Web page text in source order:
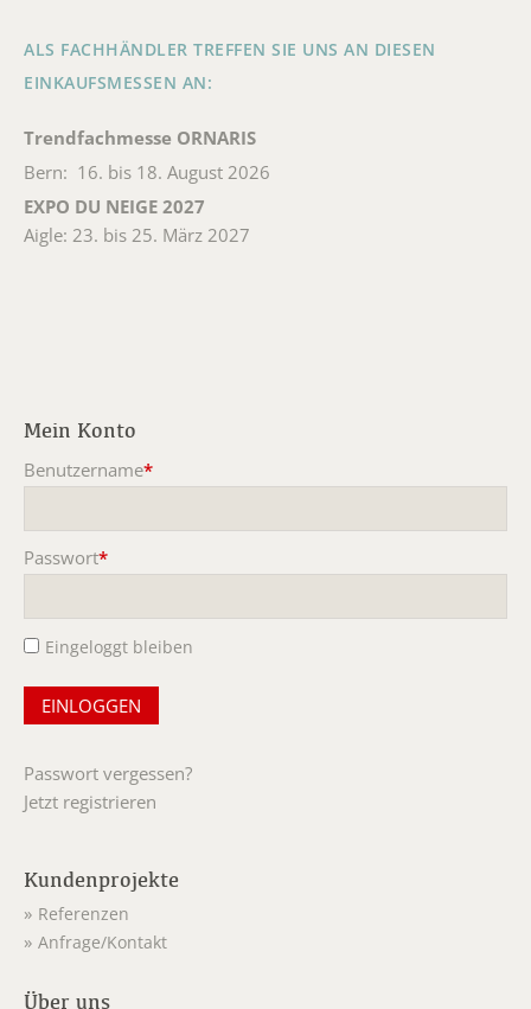
ALS FACHHÄNDLER TREFFEN SIE UNS AN DIESEN
EINKAUFSMESSEN AN:
Trendfachmesse ORNARIS
Bern: 16. bis 18. August 2026
EXPO DU NEIGE 2027
Aigle: 23. bis 25. März 2027
Mein Konto
Benutzername*
Passwort*
Eingeloggt bleiben
Passwort vergessen?
Jetzt registrieren
Kundenprojekte
Referenzen
Anfrage/Kontakt
Über uns